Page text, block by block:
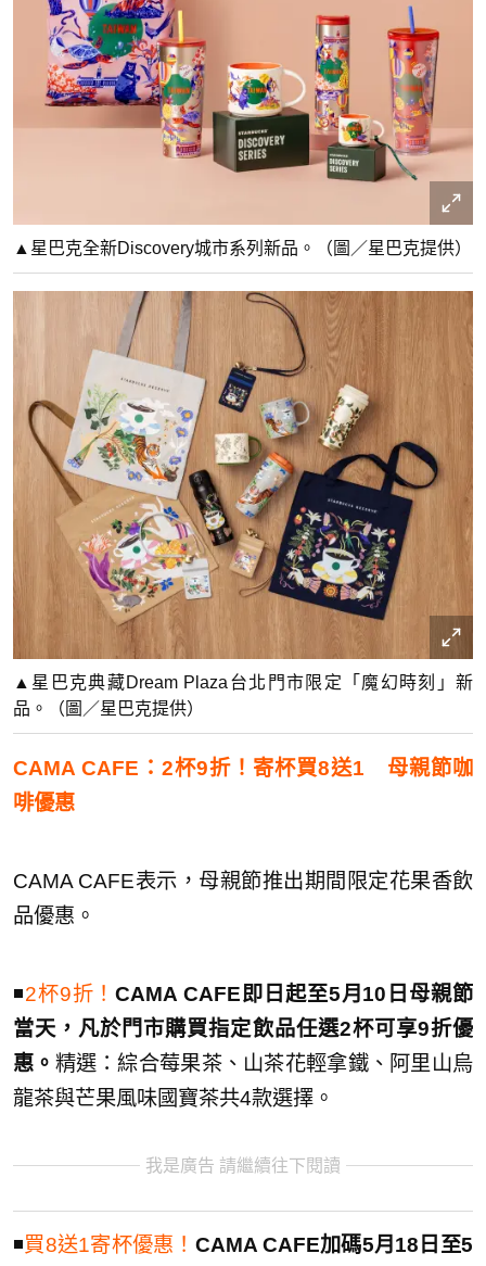
▲星巴克全新Discovery城市系列新品。（圖／星巴克提供）
▲星巴克典藏Dream Plaza台北門市限定「魔幻時刻」新
品。（圖／星巴克提供）
CAMA CAFE：2杯9折！寄杯買8送1 母親節咖
啡優惠
CAMA CAFE表示，母親節推出期間限定花果香飲
品優惠。
◾️2杯9折！CAMA CAFE即日起至5月10日母親節
當天，凡於門市購買指定飲品任選2杯可享9折優
惠。 精選：綜合莓果茶、山茶花輕拿鐵、阿里山烏
龍茶與芒果風味國寶茶共4款選擇。
我是廣告 請繼續往下閱讀
◾️買8送1寄杯優惠！ CAMA CAFE加碼5月18日至5